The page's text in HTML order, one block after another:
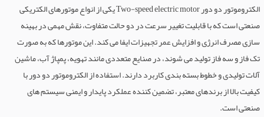
الکتروموتور دو دور Two-speed electric motor یکی از انواع موتورهای الکتریکی
صنعتی است که با قابلیت تغییر سرعت در دو حالت متفاوت، نقش مهمی در بهینه
سازی مصرف انرژی و افزایش عمر تجهیزات ایفا می کند. این موتورها که به صورت
تک فاز و سه فاز تولید می شوند، در صنایع متعددی مانند تهویه، پمپاژ آب، ماشین
آلات تولیدی و خطوط بسته بندی کاربرد دارند. استفاده از الکتروموتور دو دور با
کیفیت بالا از برندهای معتبر، تضمین کننده عملکرد پایدار و ایمنی سیستم های
صنعتی است.